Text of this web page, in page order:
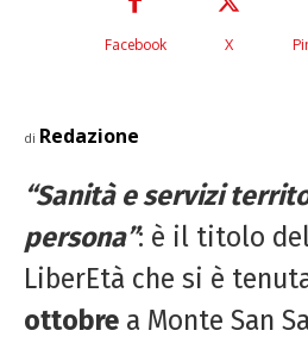
Facebook X
di Redazione
“Sanità e servizi
persona”: è il titolo
LiberEtà che si è
ottobre a Monte San